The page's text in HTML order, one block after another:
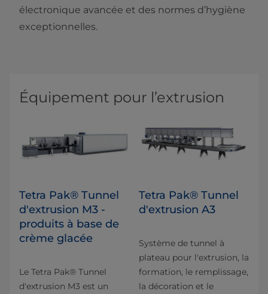
électronique avancée et des normes d’hygiène
exceptionnelles.
Équipement pour l’extrusion
Tetra Pak® Tunnel
d'extrusion M3 -
produits à base de
crème glacée
Le Tetra Pak® Tunnel
d'extrusion M3 est un
Tetra Pak® Tunnel
d'extrusion A3
Système de tunnel à
plateau pour l'extrusion, la
formation, le remplissage,
la décoration et le